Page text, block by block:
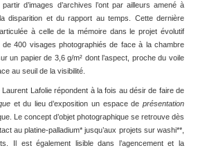
d’images d’archives l’ont par ailleurs amené à
disparition et du rapport au temps. Cette dernière
à celle de la mémoire dans le projet évolutif
400 visages photographiés de face à la chambre
un papier de 3,6 g/m² dont l’aspect, proche du voile
au seuil de la visibilité.
Lafolie répondent à la fois au désir de faire de
et du lieu d’exposition un espace deprésentation
Le concept d’objet photographique se retrouve dès
au platine-palladium* jusqu’aux projets sur washi**,
Il est également lisible dans l’agencement et la